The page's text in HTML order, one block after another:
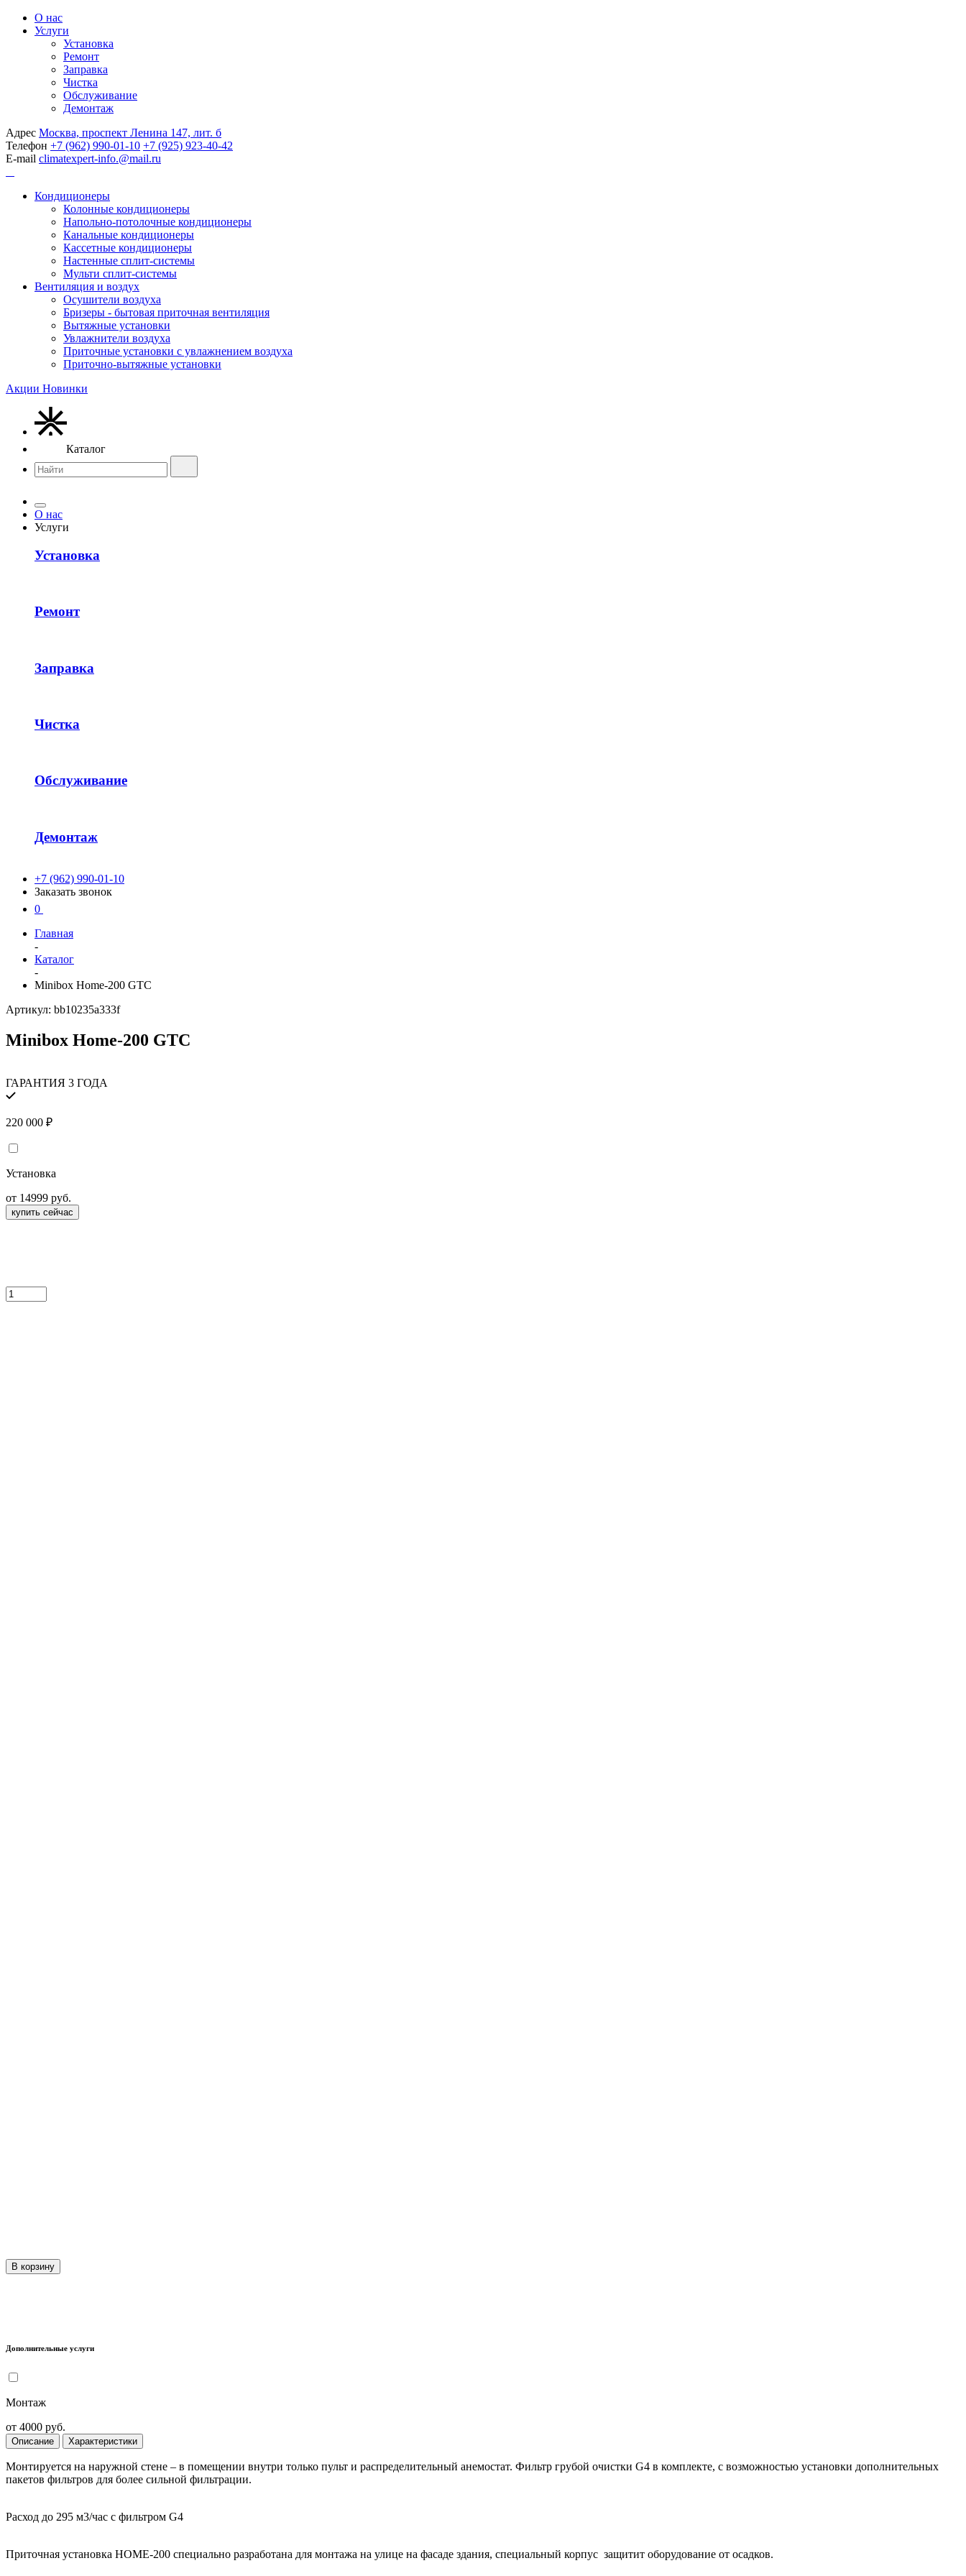
О нас
Услуги
Установка
Ремонт
Заправка
Чистка
Обслуживание
Демонтаж
Адрес Москва, проспект Ленина 147, лит. б
Телефон +7 (962) 990-01-10 +7 (925) 923-40-42
E-mail climatexpert-info.@mail.ru
Кондиционеры
Колонные кондиционеры
Напольно-потолочные кондиционеры
Канальные кондиционеры
Кассетные кондиционеры
Настенные сплит-системы
Мульти сплит-системы
Вентиляция и воздух
Осушители воздуха
Бризеры - бытовая приточная вентиляция
Вытяжные установки
Увлажнители воздуха
Приточные установки с увлажнением воздуха
Приточно-вытяжные установки
Акции Новинки
Каталог
О нас
Услуги
Установка
Ремонт
Заправка
Чистка
Обслуживание
Демонтаж
+7 (962) 990-01-10
Заказать звонок
0
Главная
-
Каталог
-
Minibox Home-200 GTC
Артикул: bb10235a333f
Minibox Home-200 GTC
ГАРАНТИЯ 3 ГОДА
220 000 ₽
Установка
от 14999 руб.
купить сейчас
В корзину
Дополнительные услуги
Монтаж
от 4000 руб.
Описание Характеристики
Монтируется на наружной стене – в помещении внутри только пульт и распределительный анемостат. Фильтр грубой очистки G4 в комплекте, с возможностью установки дополнительных
пакетов фильтров для более сильной фильтрации.
Расход до 295 м3/час с фильтром G4
Приточная установка HOME-200 специально разработана для монтажа на улице на фасаде здания, специальный корпус защитит оборудование от осадков.